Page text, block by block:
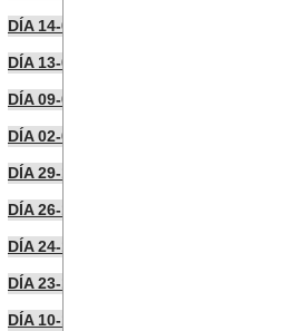
DÍA 14-01-2026
DÍA 13-01-2026
DÍA 09-01-2026
DÍA 02-01-2026
DÍA 29-12-2025
DÍA 26-12-2025
DÍA 24-12-2025
DÍA 23-12-2025
DÍA 10-12-2025